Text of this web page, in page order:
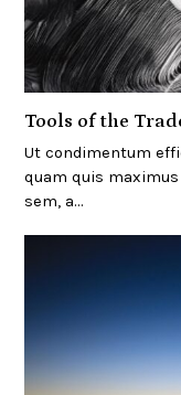
Tools of the
Ut condimentum
quam quis
sem, a…